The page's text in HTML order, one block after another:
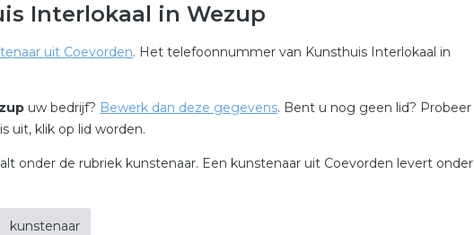
Interlokaal in Wezup
uit Coevorden. Het telefoonnummer van Kunsthuis Interlokaal in
uw bedrijf? Bewerk dan deze gegevens. Bent u nog geen lid? Probeer
uit, klik op lid worden.
onder de rubriek kunstenaar. Een kunstenaar uit Coevorden levert onder
kunstenaar